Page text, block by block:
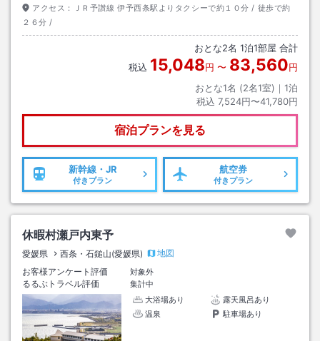
アクセス：
ＪＲ予讃線 伊予西条駅よりタクシーで約１０分 / 徒歩で約
２６分 /
おとな2名 1泊1部屋 合計
税込 15,048円 〜 83,560円
おとな1名 (2名1室)｜ 1泊
税込 7,524円〜41,780円
宿泊プランを見る
新幹線・JR
付きプラン
航空券
付きプラン
休暇村瀬戸内東予
愛媛県 西条・石鎚山(愛媛県)
地図
お客様アンケート評価
対象外
るるぶトラベル評価
集計中
大浴場あり
露天風呂あり
温泉
駐車場あり